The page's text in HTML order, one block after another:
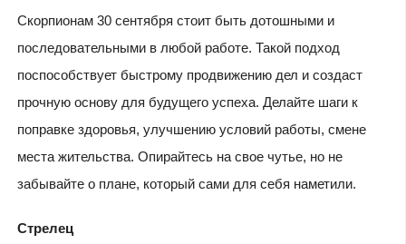
Скорпионам 30 сентября стоит быть дотошными и
последовательными в любой работе. Такой подход
поспособствует быстрому продвижению дел и создаст
прочную основу для будущего успеха. Делайте шаги к
поправке здоровья, улучшению условий работы, смене
места жительства. Опирайтесь на свое чутье, но не
забывайте о плане, который сами для себя наметили.
Стрелец